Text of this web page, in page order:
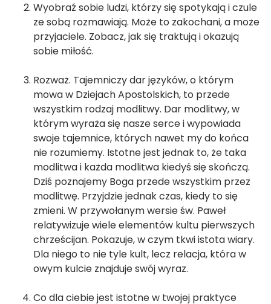
Wyobraź sobie ludzi, którzy się spotykają i czule
ze sobą rozmawiają. Może to zakochani, a może
przyjaciele. Zobacz, jak się traktują i okazują
sobie miłość.
Rozważ. Tajemniczy dar języków, o którym
mowa w Dziejach Apostolskich, to przede
wszystkim rodzaj modlitwy. Dar modlitwy, w
którym wyraża się nasze serce i wypowiada
swoje tajemnice, których nawet my do końca
nie rozumiemy. Istotne jest jednak to, że taka
modlitwa i każda modlitwa kiedyś się skończą.
Dziś poznajemy Boga przede wszystkim przez
modlitwę. Przyjdzie jednak czas, kiedy to się
zmieni. W przywołanym wersie św. Paweł
relatywizuje wiele elementów kultu pierwszych
chrześcijan. Pokazuje, w czym tkwi istota wiary.
Dla niego to nie tyle kult, lecz relacja, która w
owym kulcie znajduje swój wyraz.
Co dla ciebie jest istotne w twojej praktyce